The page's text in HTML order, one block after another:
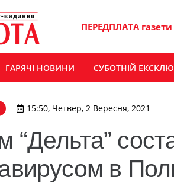
ПЕРЕДПЛАТА газети
ГАРЯЧІ НОВИНИ СУБОТНІЙ
15:50, Четвер, 2 Вересня, 2021
“Дельта”
в